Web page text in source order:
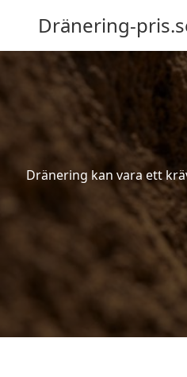
Dränering-
Dränering kan vara ett